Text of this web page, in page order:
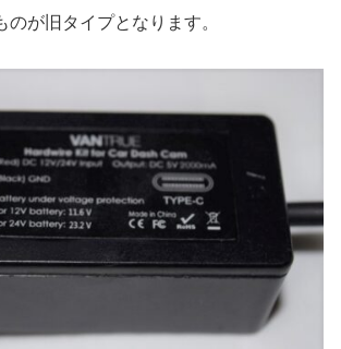
のが旧タイプとなります。